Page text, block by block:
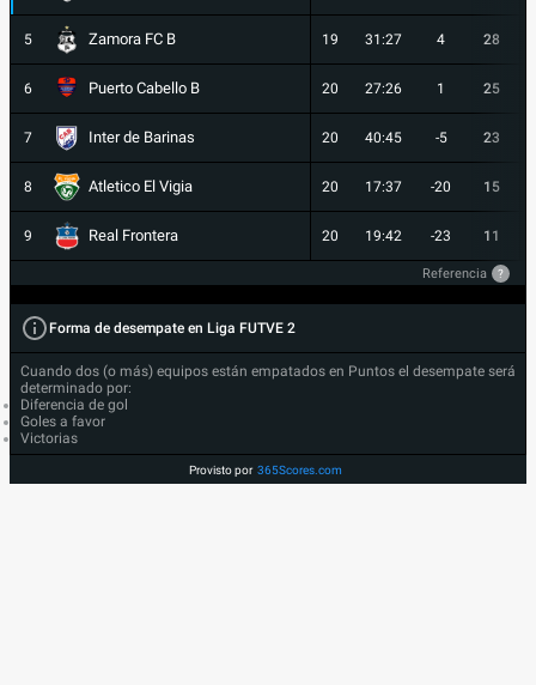
5 Zamora FC B 19 31:27 4 28
6 Puerto Cabello B 20 27:26 1 25
7 Inter de Barinas 20 40:45 -5 23
8 Atletico El Vigia 20 17:37 -20 15
9 Real Frontera 20 19:42 -23 11
Referencia ?
Forma de desempate en Liga FUTVE 2
Cuando dos (o más) equipos están empatados en Puntos el desempate será
determinado por:
Diferencia de gol
Goles a favor
Victorias
Provisto por 365Scores.com